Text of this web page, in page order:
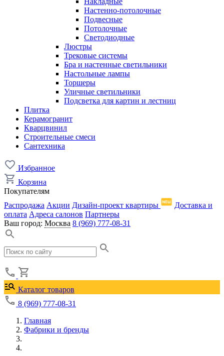
Настенно-потолочные
Подвесные
Потолочные
Светодиодные
Люстры
Трековые системы
Бра и настенные светильники
Настольные лампы
Торшеры
Уличные светильники
Подсветка для картин и лестниц
Плитка
Керамогранит
Кварцвинил
Строительные смеси
Сантехника
Избранное
Корзина
Покупателям
Распродажа Акции Дизайн-проект квартиры
Доставка и
оплата Адреса салонов Партнеры
Ваш город: Москва 8 (969) 777-08-31
Каталог товаров
8 (969) 777-08-31
Главная
Фабрики и бренды